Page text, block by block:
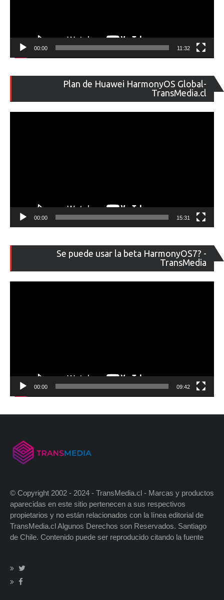
00:00 11:32
Plan de Huawei HarmonyOS Global-
TransMedia.cl
de
00:00 15:31
Se puede usar la beta HarmonyOS7? -
TransMedia
de
00:00 09:42
© Copyright 2002 - 2024 - TransMedia.cl - Marcas y productos
aparecidas en este sitio pertenecen a sus respectivos
propietarios y no están relacionados con la línea editorial de
TransMedia.cl Algunos Derechos son Reservados. Santiago
de Chile. Contenido puede ser reproducido citando la fuente